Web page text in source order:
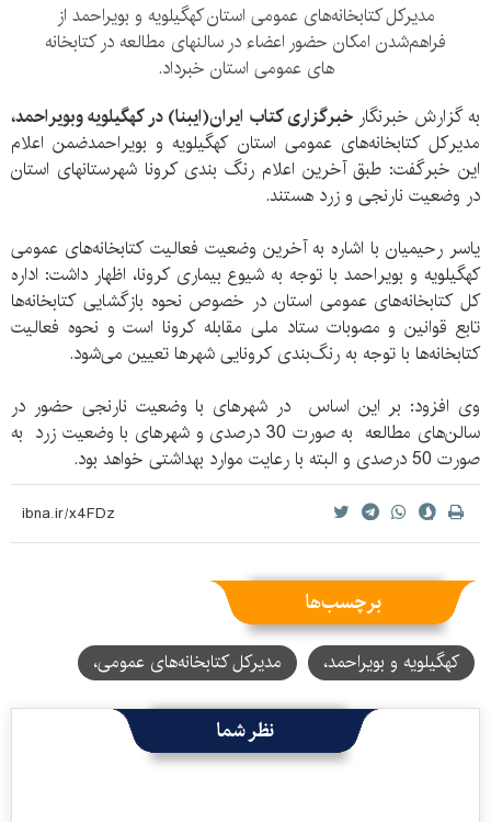
مدیرکل کتابخانه‌های عمومی استان کهگیلویه و بویراحمد از
فراهم‌شدن امکان حضور اعضاء در سالنهای مطالعه در کتابخانه
های عمومی استان خبرداد.
به گزارش خبرنگارخبرگزاری کتاب ایران(ایبنا) در کهگیلویه وبویراحمد،
مدیرکل کتابخانه‌های عمومی استان کهگیلویه و بویراحمدضمن اعلام
این خبرگفت: طبق آخرین اعلام رنگ بندی کرونا شهرستانهای استان
در وضعیت نارنجی و زرد هستند.
یاسر رحیمیان با اشاره به آخرین وضعیت فعالیت کتابخانه‌های عمومی
کهگیلویه و بویراحمد با توجه به شیوع بیماری کرونا، اظهار داشت: اداره
کل کتابخانه‌های عمومی استان در خصوص نحوه بازگشایی کتابخانه‌ها
تابع قوانین و مصوبات ستاد ملی مقابله کرونا است و نحوه فعالیت
کتابخانه‌ها با توجه به رنگ‌بندی کرونایی شهرها تعیین می‌شود.
وی افزود: بر این اساس در شهرهای با وضعیت نارنجی حضور در
سالن‌های مطالعه به صورت 30 درصدی و شهرهای با وضعیت زرد به
صورت 50 درصدی و البته با رعایت موارد بهداشتی خواهد بود.
برچسب‌ها
کهگیلویه و بویراحمد، مدیرکل کتابخانه‌های عمومی،
نظر شما